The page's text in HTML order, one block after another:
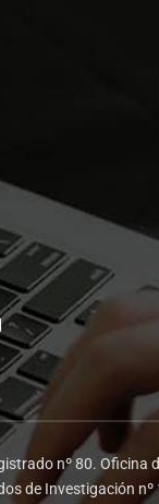
nº 80. Oficina
de Investigación nº